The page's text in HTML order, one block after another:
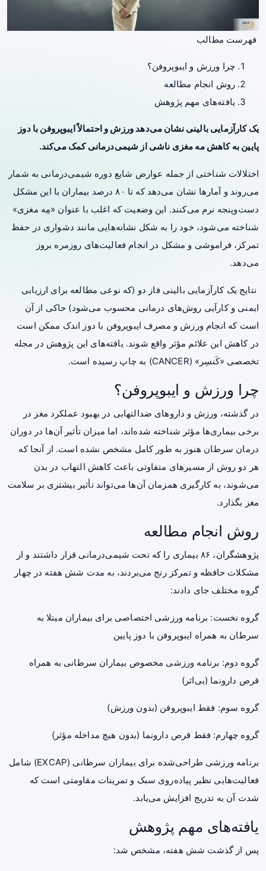
فهرست مطالب
چرا ورزش و ایبوپروفن؟
روش انجام مطالعه
یافته‌های مهم پژوهش
یک کارآزمایی بالینی نشان می‌دهد ورزش و احتمالاً ایبوپروفن با دوز
پایین به کاهش مه مغزی ناشی از شیمی‌درمانی کمک می‌کند.
اختلالات شناختی از جمله عوارض شایع دوره شیمی‌درمانی به شمار
می‌روند و آمارها نشان می‌دهد که تا ۸۰ درصد بیماران با این مشکل
دست‌وپنجه نرم می‌کنند. این وضعیت که اغلب با عنوان «مِه مغزی»
شناخته می‌شود، خود را به شکل نشانه‌هایی مانند دشواری در حفظ
تمرکز، فراموشی و مشکل در انجام فعالیت‌های روزمره بروز
می‌دهد.
نتایج یک کارآزمایی بالینی فاز دو (که نوعی مطالعه برای ارزیابی
ایمنی و کارآیی روش‌های درمانی محسوب می‌شود) حاکی از آن
است که انجام ورزش و مصرف ایبوپروفن با دوز اندک ممکن است
در کاهش این علائم مؤثر واقع شوند. یافته‌های این پژوهش در مجله
تخصصی «کَنسِر» (CANCER) به چاپ رسیده است.
چرا ورزش و ایبوپروفن؟
در گذشته، ورزش و داروهای ضدالتهابی در بهبود عملکرد مغز در
برخی بیماری‌ها مؤثر شناخته شده‌اند، اما میزان تأثیر آن‌ها در دوران
درمان سرطان هنوز به طور کامل مشخص نشده است. از آنجا که
هر دو روش از مسیرهای متفاوتی باعث کاهش التهاب در بدن
می‌شوند، به کارگیری همزمان آن‌ها می‌تواند تأثیر بیشتری بر سلامت
مغز بگذارد.
روش انجام مطالعه
پژوهشگران، ۸۶ بیماری را که تحت شیمی‌درمانی قرار داشتند و از
مشکلات حافظه و تمرکز رنج می‌بردند، به مدت شش هفته در چهار
گروه مختلف جای دادند:
گروه نخست: برنامه ورزشی اختصاصی برای بیماران مبتلا به
سرطان به همراه ایبوپروفن با دوز پایین
گروه دوم: برنامه ورزشی مخصوص بیماران سرطانی به همراه
قرص دارونما (بی‌اثر)
گروه سوم: فقط ایبوپروفن (بدون ورزش)
گروه چهارم: فقط قرص دارونما (بدون هیچ مداخله مؤثر)
برنامه ورزشی طراحی‌شده برای بیماران سرطانی (EXCAP) شامل
فعالیت‌هایی نظیر پیاده‌روی سبک و تمرینات مقاومتی است که
شدت آن به تدریج افزایش می‌یابد.
یافته‌های مهم پژوهش
پس از گذشت شش هفته، مشخص شد: